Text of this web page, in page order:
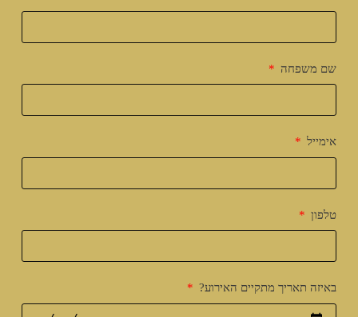
שם משפחה
אימייל
טלפון
באיזה תאריך מתקיים האירוע?